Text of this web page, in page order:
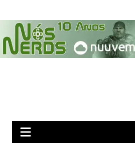
para
conteúdo